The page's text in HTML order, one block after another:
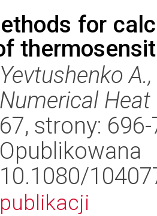
for
Yevtushenko
Numerical Heat
67, strony:
Opublikowana
10.1080/
publikacji